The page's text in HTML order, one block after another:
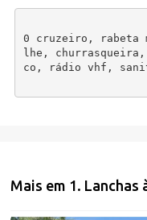
0 cruzeiro, rabeta
lhe,
co, rádio vhf,
Mais em 1. Lanchas